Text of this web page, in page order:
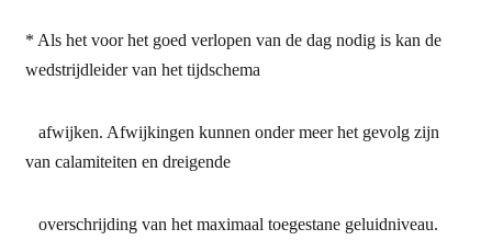
* Als het voor het goed verlopen van de dag nodig is kan de
wedstrijdleider van het tijdschema
afwijken. Afwijkingen kunnen onder meer het gevolg zijn
van calamiteiten en dreigende
overschrijding van het maximaal toegestane geluidniveau.